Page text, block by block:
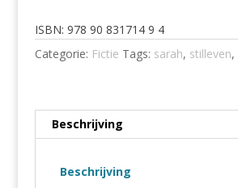
aantal
ISBN: 978 90 831714 9 4
Categorie: Fictie Tags: sarah, stilleven,
Beschrijving
Beschrijving